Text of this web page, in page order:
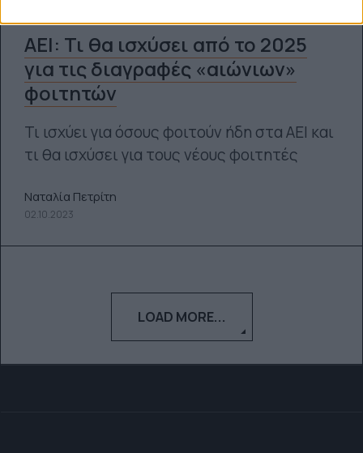
ΑΕΙ: Τι θα ισχύσει από το 2025
για τις διαγραφές «αιώνιων»
φοιτητών
Τι ισχύει για όσους φοιτούν ήδη στα ΑΕΙ και
τι θα ισχύσει για τους νέους φοιτητές
Ναταλία Πετρίτη
02.10.2023
LOAD MORE...